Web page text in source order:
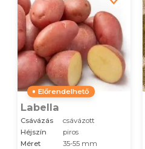
Előrendelhető
Labella
Csávázás
csávázott
Héjszín
piros
Méret
35-55 mm